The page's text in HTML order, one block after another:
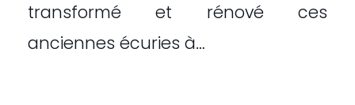
transformé et rénové ces
anciennes écuries à…